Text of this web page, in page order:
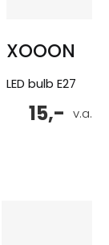
XOOON
LED bulb E27
v.a.
15,-